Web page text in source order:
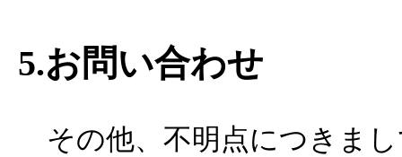
5.お問い合わせ
その他、不明点につきま